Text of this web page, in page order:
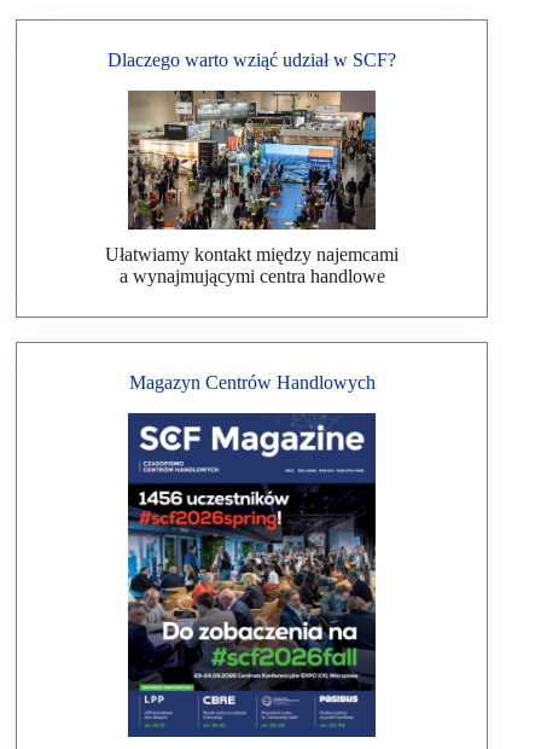
Dlaczego warto wziąć udział w SCF?
Ułatwiamy kontakt między najemcami
a wynajmującymi centra handlowe
Magazyn Centrów Handlowych